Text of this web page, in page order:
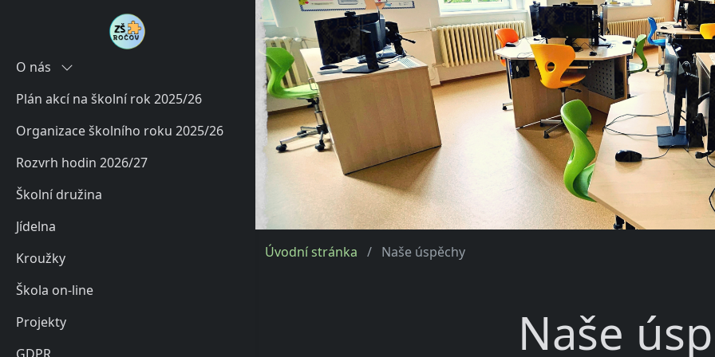
O nás
Historie
Současnost
Charakteristika školy
Poradenské služby školy
Plán akcí na školní rok 2025/26
Organizace školního roku 2025/26
Rozvrh hodin 2026/27
Školní družina
Jídelna
Kroužky
Škola on-line
Projekty
Úvodní stránka Naše úspěchy
Naše